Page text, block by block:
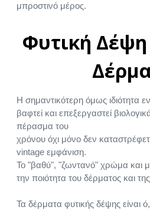
μπροστινό μέρος.
Φυτική
Η σημαντικότερη όμως ιδιότητα
βαφτεί και επεξεργαστεί
πέρασμα του
χρόνου όχι μόνο δεν
vintage εμφάνιση.
Το "βαθύ", "ζωντανό" χρώμα και
την ποιότητα του δέρματος και
Τα δέρματα φυτικής δέψης είναι